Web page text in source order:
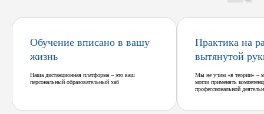
Обучение вписано в вашу
жизнь
Наша дистанционная платформа – это ваш
персональный образовательный хаб
Практика на
вытянутой
Мы не учим «в теории» –
могли применять
профессиональной